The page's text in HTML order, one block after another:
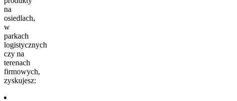
na
osiedlach,
w
parkach
logistycznych
czy na
terenach
firmowych,
zyskujesz: